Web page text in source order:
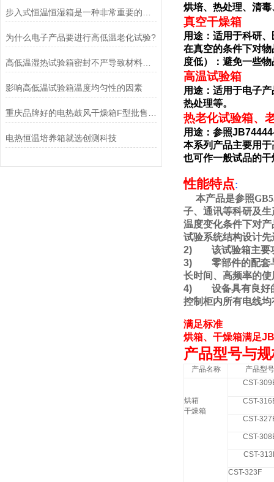
为什么电子产品要进行高低温老化试验?
高低温湿热试验箱密封不严导致材料漏气怎么办
影响高低温试验箱温度均匀性的因素
电热恒温培养箱就选创测科技
烘培、热处理、清
真空干燥箱
用途：适用于科研
在真空的条件下对
度低）：避免一些
高温试验箱
用途：适用于电子
热处理等。
热老化试验箱、
用途：参照
本系列产品主要用
也可作一般试品的
性能特点:
本产品是参照
子、通讯等科研及
温度变化条件下对
试验系统结构设计
2) 该试验箱主要
3) 零部件的配套
长时间、高频率的使
4) 设备具有良好
控制柜内所有电线
满足标准
烘箱、干燥箱满足
产品型号与
产品名称 产品型号
烘箱
干燥箱
CST-
CST-
CST-
CST-
CST-
CST-323F